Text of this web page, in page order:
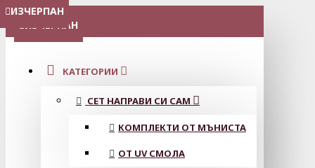
МЕНЮ
КАТЕГОРИИ
СЕТ НАПРАВИ СИ САМ
КОМПЛЕКТИ ОТ МЪНИСТА
ОТ UV СМОЛА
ИЗЧЕРПАН
ИЗЧЕРПАН
ИЗЧЕРПАН
ИЗЧЕРПАН
ИЗЧЕРПАН
ИЗЧЕРПАН
ИЗЧЕРПАН
ИЗЧЕРПАН
ИЗЧЕРПАН
ИЗЧЕРПАН
ИЗЧЕРПАН
ИЗЧЕРПАН
ИЗЧЕРПАН